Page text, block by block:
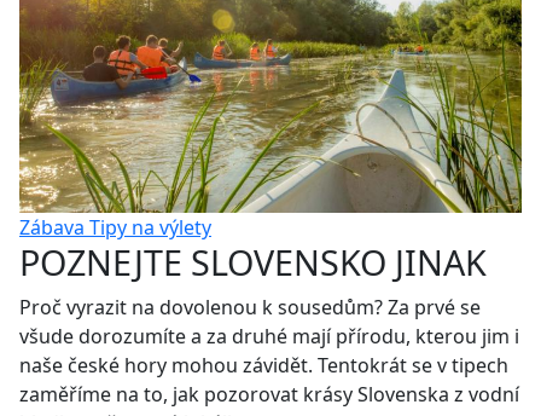
Zábava Tipy na výlety
POZNEJTE SLOVENSKO JINAK
Proč vyrazit na dovolenou k sousedům? Za prvé se
všude dorozumíte a za druhé mají přírodu, kterou jim i
naše české hory mohou závidět. Tentokrát se v tipech
zaměříme na to, jak pozorovat krásy Slovenska z vodní